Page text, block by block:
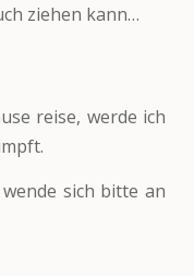
ziehen kann…
reise, werde ich
sich bitte an